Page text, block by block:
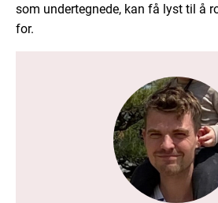
som undertegnede, kan få lyst til å
for.